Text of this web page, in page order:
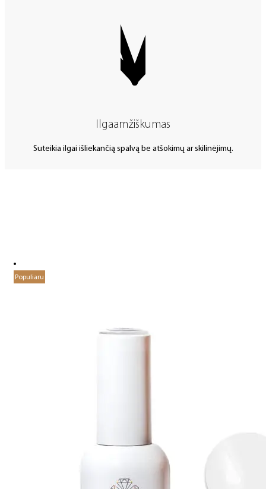
Ilgaamžiškumas
Suteikia ilgai išliekančią spalvą be atšokimų ar skilinėjimų.
Populiaru